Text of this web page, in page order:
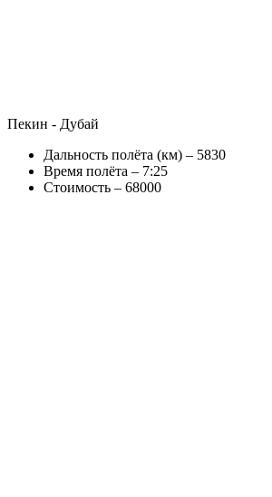
Пекин - Дубай
Дальность полёта (км) – 5830
Время полёта – 7:25
Стоимость – 68000